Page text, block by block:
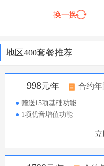
换一换
地区400套餐推荐
998元/年 合约年
● 赠送15项基础功能
● 1项优音增值功能